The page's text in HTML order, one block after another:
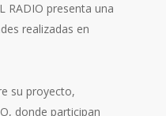
RADIO presenta una
realizadas en
su proyecto,
donde participan